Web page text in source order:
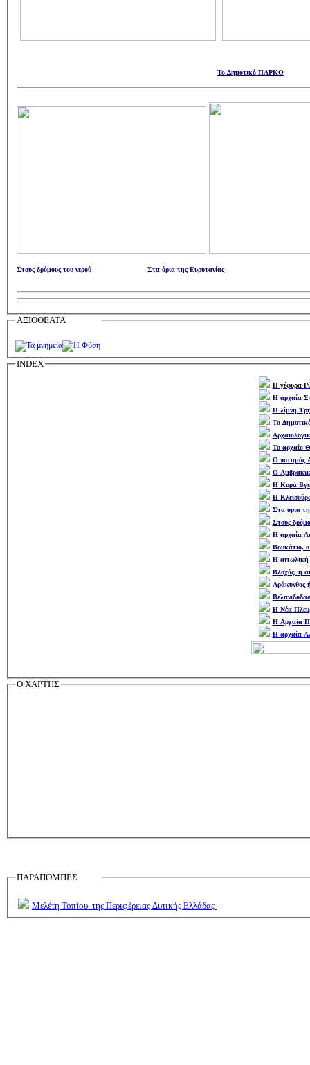
Το Δημοτικό ΠΑΡΚΟ
Στους δρόμους του νερού Στα όρια της Ευρυτανίας
ΑΞΙΟΘΕΑΤΑ
INDEX
H γέφυρα
Η αρχαία
Η λίμνη
Το
Το αρχαίο
Ο ποταμός
Ο
Η Κυρά
Η
Στα όρια
Στους
Η αρχαία
Βουκάτιο,
Η αιτωλική
Βλοχός, η
Αράκυνθος
Η Νέα
Η Αρχαία
Η αρχαία
Ο ΧΑΡΤΗΣ
ΠΑΡΑΠΟΜΠΕΣ
Μελέτη Τοπίου της Περιφέρειας ∆υτικής Ελλάδας